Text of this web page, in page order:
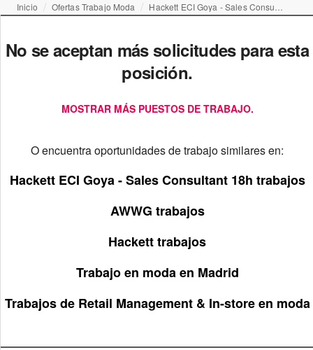
Inicio Ofertas Trabajo Moda
No se aceptan más solicitudes para esta
posición.
MOSTRAR MÁS PUESTOS DE TRABAJO.
O encuentra oportunidades de trabajo similares en:
Hackett ECI Goya - Sales Consultant 18h trabajos
AWWG trabajos
Hackett trabajos
Trabajo en moda en Madrid
Trabajos de Retail Management & In-store en moda